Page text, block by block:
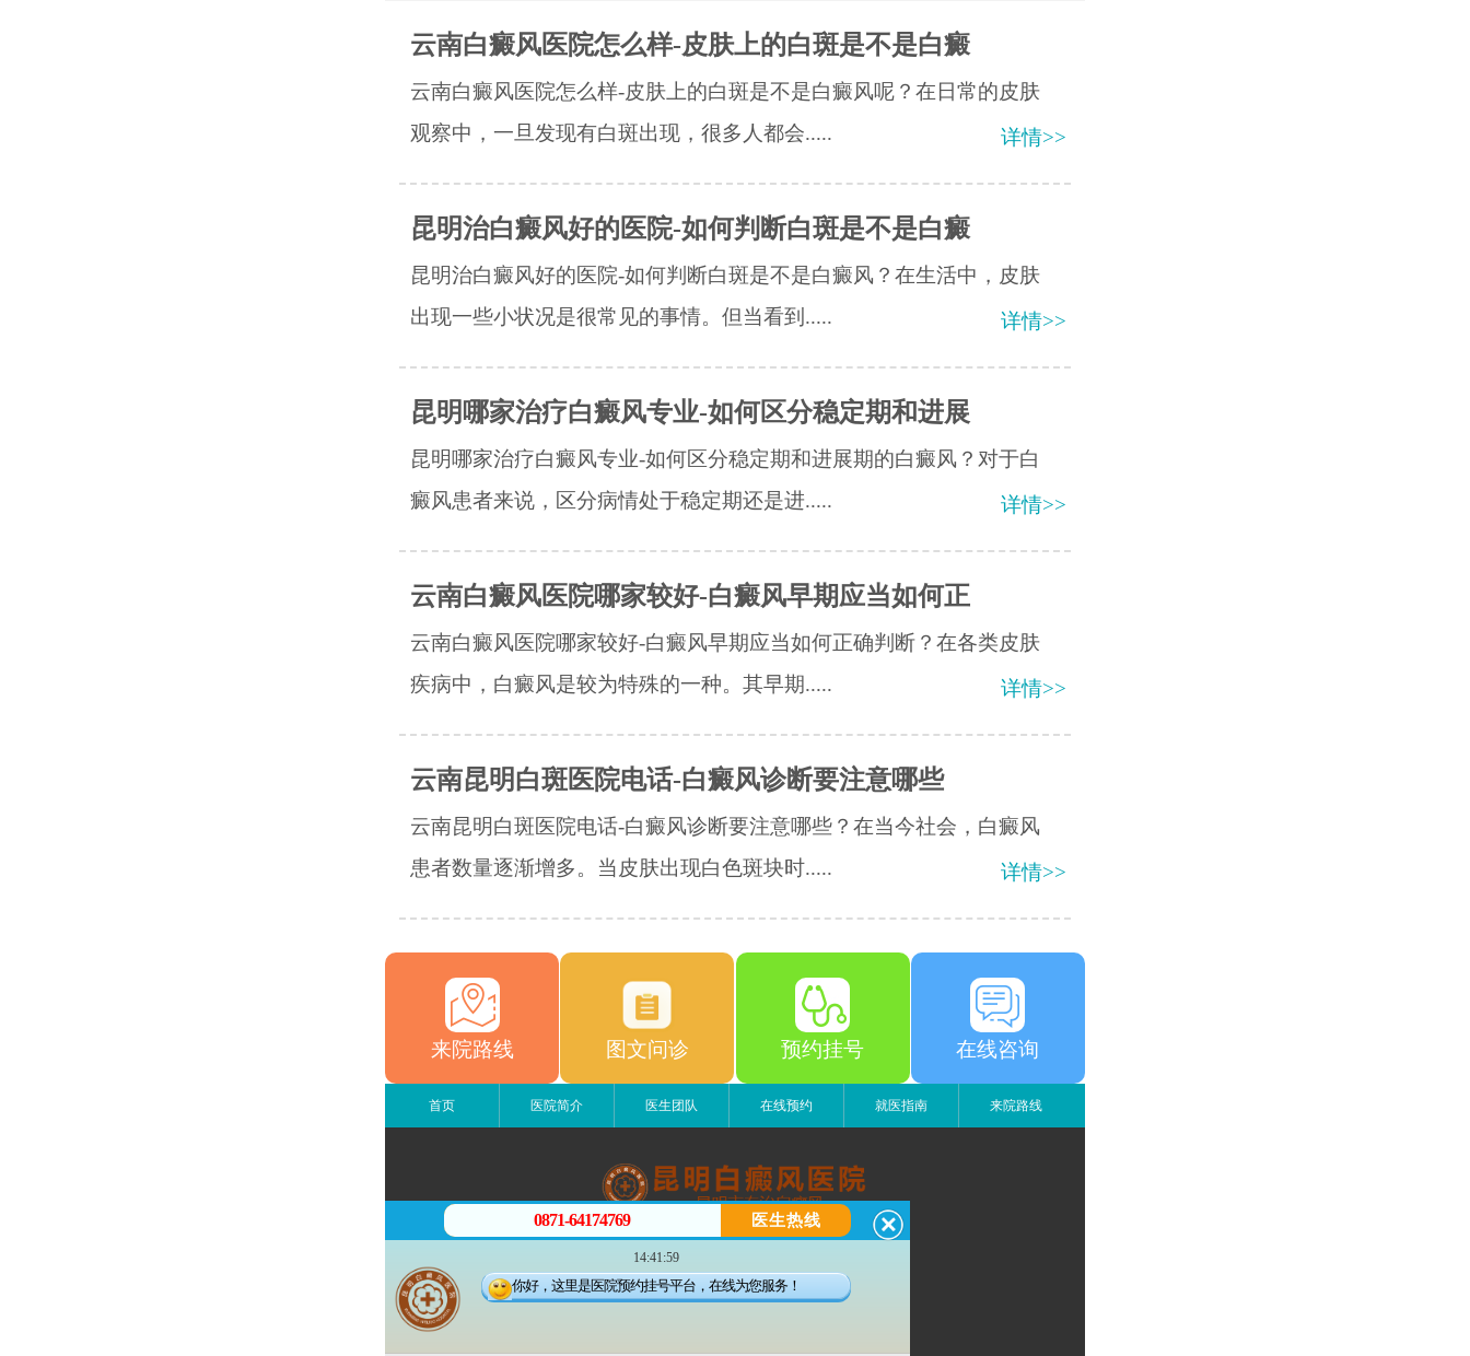
云南白癜风医院怎么样-皮肤上的白斑是不是白癜
云南白癜风医院怎么样-皮肤上的白斑是不是白癜风呢？在日常的皮肤
观察中，一旦发现有白斑出现，很多人都会.....
详情>>
昆明治白癜风好的医院-如何判断白斑是不是白癜
昆明治白癜风好的医院-如何判断白斑是不是白癜风？在生活中，皮肤
出现一些小状况是很常见的事情。但当看到.....
详情>>
昆明哪家治疗白癜风专业-如何区分稳定期和进展
昆明哪家治疗白癜风专业-如何区分稳定期和进展期的白癜风？对于白
癜风患者来说，区分病情处于稳定期还是进.....
详情>>
云南白癜风医院哪家较好-白癜风早期应当如何正
云南白癜风医院哪家较好-白癜风早期应当如何正确判断？在各类皮肤
疾病中，白癜风是较为特殊的一种。其早期.....
详情>>
云南昆明白斑医院电话-白癜风诊断要注意哪些
云南昆明白斑医院电话-白癜风诊断要注意哪些？在当今社会，白癜风
患者数量逐渐增多。当皮肤出现白色斑块时.....
详情>>
来院路线 图文问诊 预约挂号 在线咨询
首页 医院简介 医生团队 在线预约 就医指南 来院路线
昆明白癜风医院
昆明市五华区护国路2号
版权所有：昆明白癜风医院
联系电话：0871-64174769
0871-64174769 医生热线
14:41:59
你好，这里是医院预约挂号平台，在线为您服务！